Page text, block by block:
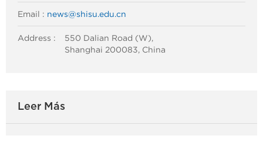
Email : news@shisu.edu.cn
Address :
550 Dalian Road (W),
Shanghai 200083, China
Leer Más